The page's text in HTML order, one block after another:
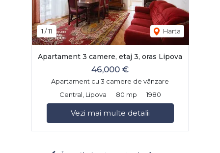
1 /11 Harta
Apartament 3 camere, etaj 3, oras Lipova
46,000 €
Apartament cu 3 camere de vânzare
Central, Lipova
80 mp 1980
Vezi mai multe detalii